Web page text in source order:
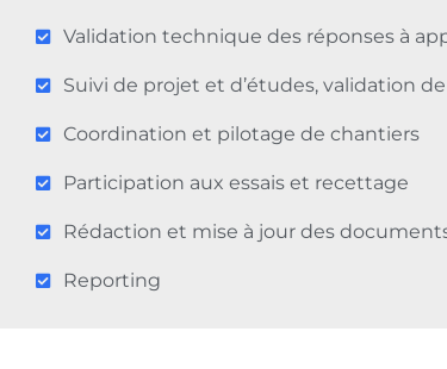
Validation technique des réponses à
Suivi de projet et d’études, validation
Coordination et pilotage de chantiers
Participation aux essais et recettage
Rédaction et mise à jour des
Reporting